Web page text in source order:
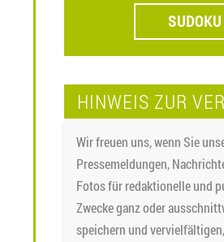
SUDOKU
HINWEIS ZUR
Wir freuen uns, wenn Sie
Pressemeldungen,
Fotos für redaktionelle und
Zwecke ganz oder
speichern und